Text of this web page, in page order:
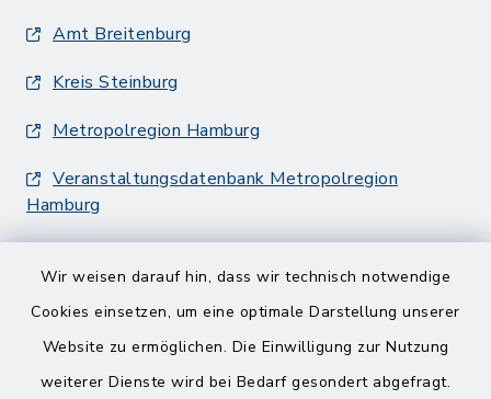
Wir weisen darauf hin, dass wir technisch notwendige
Cookies einsetzen, um eine optimale Darstellung unserer
Website zu ermöglichen. Die Einwilligung zur Nutzung
weiterer Dienste wird bei Bedarf gesondert abgefragt.
Amt Breitenburg
Kreis Steinburg
Metropolregion Hamburg
Veranstaltungsdatenbank Metropolregion
Hamburg